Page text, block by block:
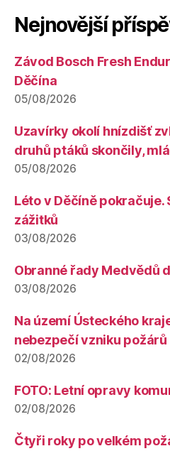
Nejnovější
Závod Bosch Fresh
Děčína
05/08/2026
Uzavírky okolí hnízdišť
druhů ptáků skončily,
05/08/2026
Léto v Děčíně pokračuje.
zážitků
03/08/2026
Obranné řady Medvědů
03/08/2026
Na území Ústeckého
nebezpečí vzniku požárů
02/08/2026
FOTO: Letní opravy
02/08/2026
Čtyři roky po velkém